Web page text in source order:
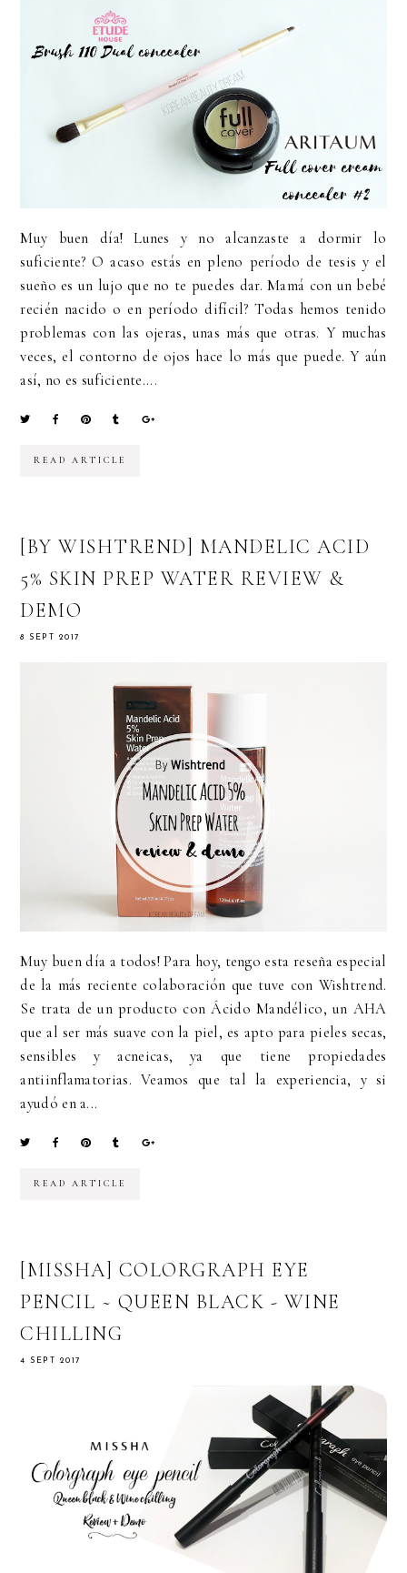
Muy buen día! Lunes y no alcanzaste a dormir lo
suficiente? O acaso estás en pleno período de tesis y el
sueño es un lujo que no te puedes dar. Mamá con un bebé
recién nacido o en período difícil? Todas hemos tenido
problemas con las ojeras, unas más que otras. Y muchas
veces, el contorno de ojos hace lo más que puede. Y aún
así, no es suficiente....
READ ARTICLE
[BY WISHTREND] MANDELIC ACID
5% SKIN PREP WATER REVIEW &
DEMO
8 SEPT 2017
Muy buen día a todos! Para hoy, tengo esta reseña especial
de la más reciente colaboración que tuve con Wishtrend.
Se trata de un producto con Ácido Mandélico, un AHA
que al ser más suave con la piel, es apto para pieles secas,
sensibles y acneicas, ya que tiene propiedades
antiinflamatorias. Veamos que tal la experiencia, y si
ayudó en a...
READ ARTICLE
[MISSHA] COLORGRAPH EYE
PENCIL ~ QUEEN BLACK - WINE
CHILLING
4 SEPT 2017